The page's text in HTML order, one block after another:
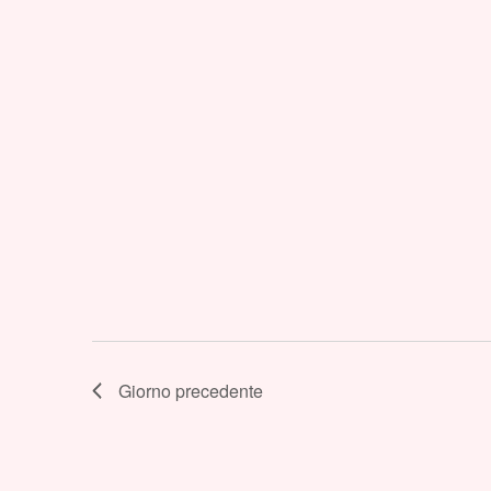
Giorno precedente